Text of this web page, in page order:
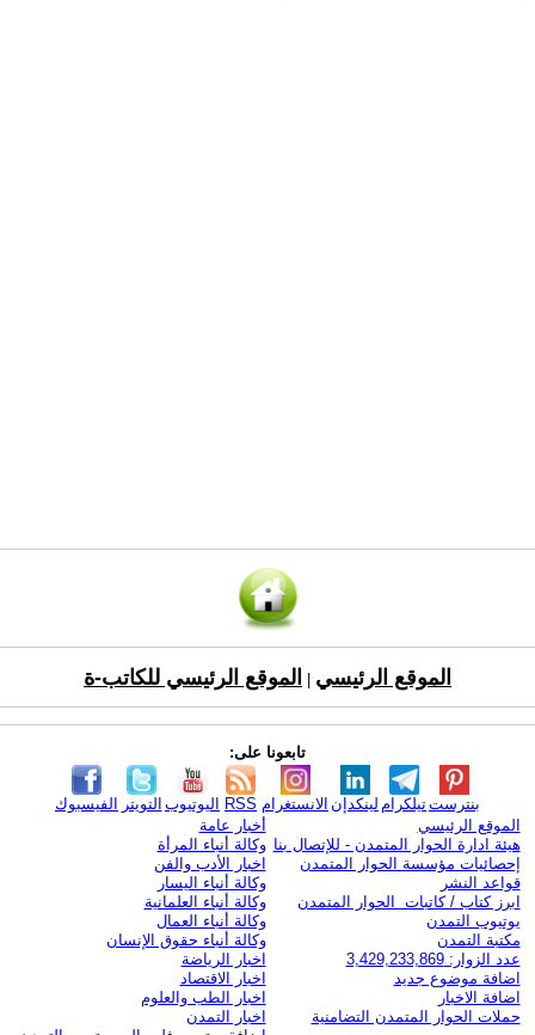
الموقع الرئيسي الموقع الرئيسي للكاتب-ة
تابعونا على:
الفيسبوك التويتر اليوتيوب RSS الانستغرام لينكدإن تيلكرامبنترست
الموقع الرئيسي
هيئة ادارة الحوار المتمدن - للإتصال بنا
إحصائيات مؤسسة الحوار المتمدن
قواعد النشر
ابرز كتاب / كاتبات الحوار المتمدن
يوتيوب التمدن
مكتبة التمدن
عدد الزوار: 3,429,233,869
اضافة موضوع جديد
اضافة الاخبار
حملات الحوار المتمدن التضامنية
أخبار عامة
وكالة أنباء المرأة
اخبار الأدب والفن
وكالة أنباء اليسار
وكالة أنباء العلمانية
وكالة أنباء العمال
وكالة أنباء حقوق الإنسان
اخبار الرياضة
اخبار الاقتصاد
اخبار الطب والعلوم
اخبار التمدن